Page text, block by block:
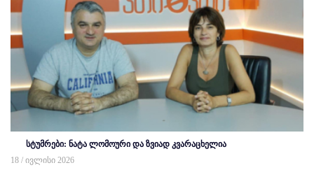
სტუმრები: ნატა ლომოური და ზვიად კვარაცხელია
18 / ივლისი 2026